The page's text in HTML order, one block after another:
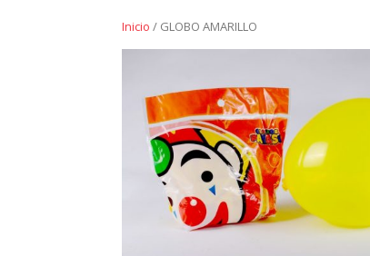
Inicio / GLOBO AMARILLO